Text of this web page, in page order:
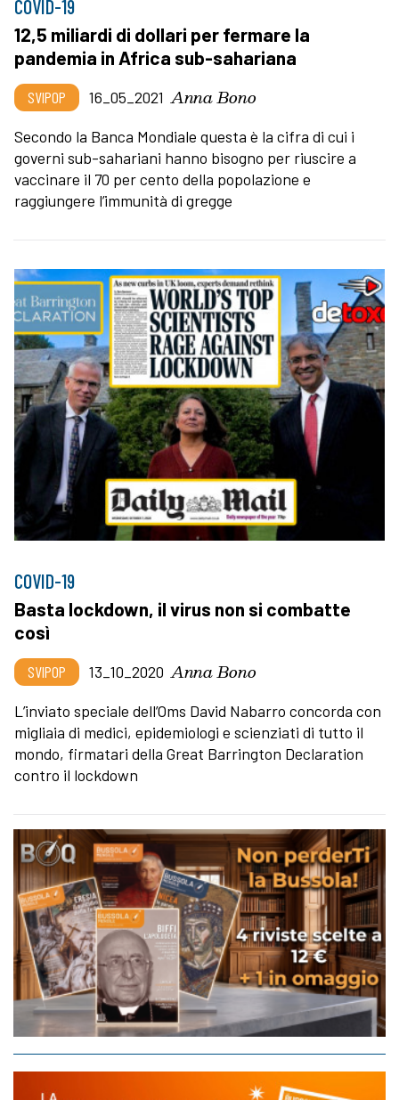
COVID-19
12,5 miliardi di dollari per fermare la
pandemia in Africa sub-sahariana
SVIPOP 16_05_2021 Anna Bono
Secondo la Banca Mondiale questa è la cifra di cui i
governi sub-sahariani hanno bisogno per riuscire a
vaccinare il 70 per cento della popolazione e
raggiungere l’immunità di gregge
COVID-19
Basta lockdown, il virus non si combatte
così
SVIPOP 13_10_2020 Anna Bono
L’inviato speciale dell’Oms David Nabarro concorda con
migliaia di medici, epidemiologi e scienziati di tutto il
mondo, firmatari della Great Barrington Declaration
contro il lockdown